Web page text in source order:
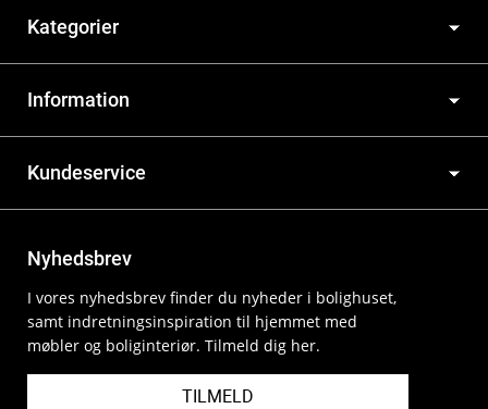
Kategorier
Information
Kundeservice
Nyhedsbrev
I vores nyhedsbrev finder du nyheder i bolighuset,
samt indretningsinspiration til hjemmet med
møbler og boliginteriør. Tilmeld dig her.
TILMELD